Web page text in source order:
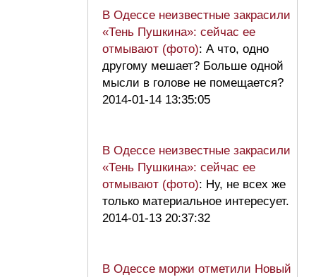
В Одессе неизвестные закрасили
«Тень Пушкина»: сейчас ее
отмывают (фото): А что, одно
другому мешает? Больше одной
мысли в голове не помещается?
2014-01-14 13:35:05
В Одессе неизвестные закрасили
«Тень Пушкина»: сейчас ее
отмывают (фото): Ну, не всех же
только материальное интересует.
2014-01-13 20:37:32
В Одессе моржи отметили Новый